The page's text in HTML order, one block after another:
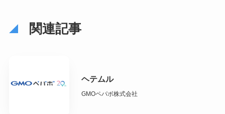
関連記事
ヘテムル
GMOペパボ株式会社